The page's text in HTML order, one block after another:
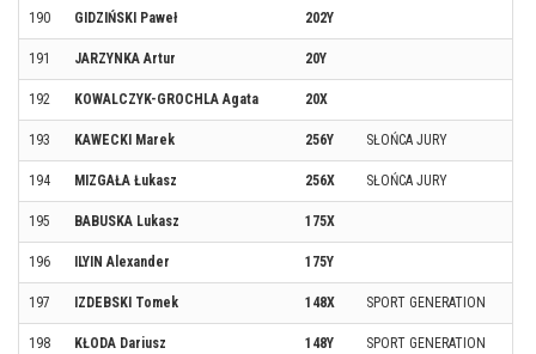
190 GIDZIŃSKI Paweł 202Y
191 JARZYNKA Artur 20Y
192 KOWALCZYK-GROCHLA Agata 20X
193 KAWECKI Marek 256Y SŁOŃCA JURY
194 MIZGAŁA Łukasz 256X SŁOŃCA JURY
195 BABUSKA Lukasz 175X
196 ILYIN Alexander 175Y
197 IZDEBSKI Tomek 148X SPORT GENERATION
198 KŁODA Dariusz 148Y SPORT GENERATION